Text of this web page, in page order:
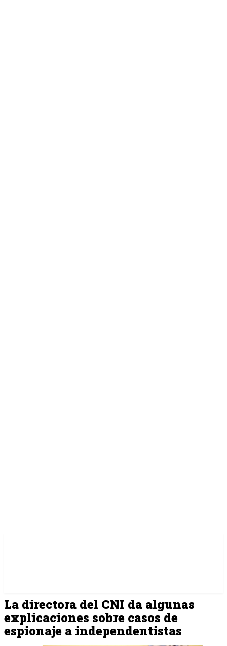
La directora del CNI da algunas
explicaciones sobre casos de
espionaje a independentistas